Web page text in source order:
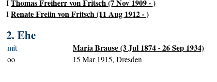
IThomas Freiherr von Fritsch (7 Nov 1909 - )
IRenate Freiin von Fritsch (11 Aug 1912 - )
2. Ehe
mit Maria Brause (3 Jul 1874 - 26 Sep 1934)
oo 15 Mar 1915, Dresden